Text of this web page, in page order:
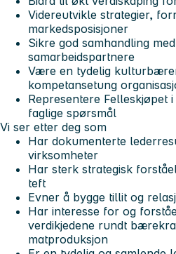
Videreutvikle strategier,
markedsposisjoner
Sikre god samhandling
samarbeidspartnere
Være en tydelig
kompetansetung
Representere Felleskjøpet
faglige spørsmål
Vi ser etter deg som
Har dokumenterte
virksomheter
Har sterk strategisk
teft
Evner å bygge tillit og
Har interesse for og
verdikjedene rundt
matproduksjon